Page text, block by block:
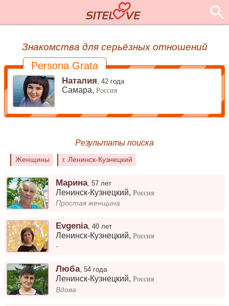
Знакомства для серьёзных отношений
Persona Grata
Наталия ,42 года
Самара,Россия
Результаты поиска
Женщины г. Ленинск-Кузнецкий
Марина,57 лет
Ленинск-Кузнецкий,Россия
Простая женщина
Evgenia,40 лет
Ленинск-Кузнецкий,Россия
-
Люба,54 года
Ленинск-Кузнецкий,Россия
Вдова